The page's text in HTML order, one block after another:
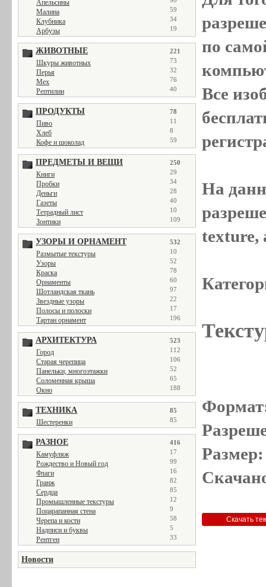
Апельсины
Малина 59
Клубника 34
Арбузы 19
ЖИВОТНЫЕ 221
Шкуры животных 73
Перья 32
Мех 76
Рептилии 40
ПРОДУКТЫ 78
Пиво 11
Хлеб 8
Кофе и шоколад 59
ПРЕДМЕТЫ И ВЕЩИ 250
Книги 29
Пробки 34
Деньги 28
Газеты 40
Тетрадный лист 10
Зонтики 109
УЗОРЫ И ОРНАМЕНТ 532
Размытые текстуры 10
Узоры 52
Краска 78
Орнаменты 60
Шотландская ткань 97
Звездные узоры 22
Полосы и полоски 17
Тартан орнамент 196
АРХИТЕКТУРА 523
Город 112
Старая черепица 106
Панельки, многоэтажки 52
Соломенная крыша 65
Окно 188
ТЕХНИКА 85
Шестеренки 85
РАЗНОЕ 416
Камуфляж 17
Рождество и Новый год 99
Флаги 16
Гранж 82
Сердца 85
Промышленные текстуры 12
Поцарапанная стена 9
Черепа и кости 58
Надписи и буквы 5
Рентген 33
Новости
по
Все
На
texture,